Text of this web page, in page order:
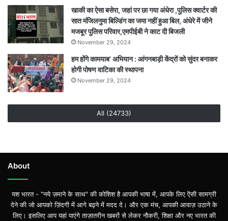
खाकी का ऐसा बसेरा, जहां पर छा गया अंधेरा ,पुलिस क्वार्टर की
सात मंजिलनुमा बिल्डिंग का जमा नहीं हुआ बिल, अंधेरे में जीने
मजबूर पुलिस परिवार,एमपीईबी ने काट दी बिजली
November 29, 2024
हम होंगे कामयाब’ अभियान : आंगनबाड़ी केंद्रों को सुंदर बनाकर
होगी पोषण वाटिका की स्थापना
November 29, 2024
All (24733)
About
यश भारत - "नये ज़माने के साथ" की कोशिश है आपकी भाषा में, आपके लिए ऎसी सामग्री
देने की जो आपको ज़िंदगी में आगे बढ़ने में मदद दे। और एक मंच, आपकी आवाज़ उठाने के
लिए। इसलिए आप यहां पाएंगे ताज़ातरीन खबरों से लेकर नौकरी, शिक्षा और नए भारत की